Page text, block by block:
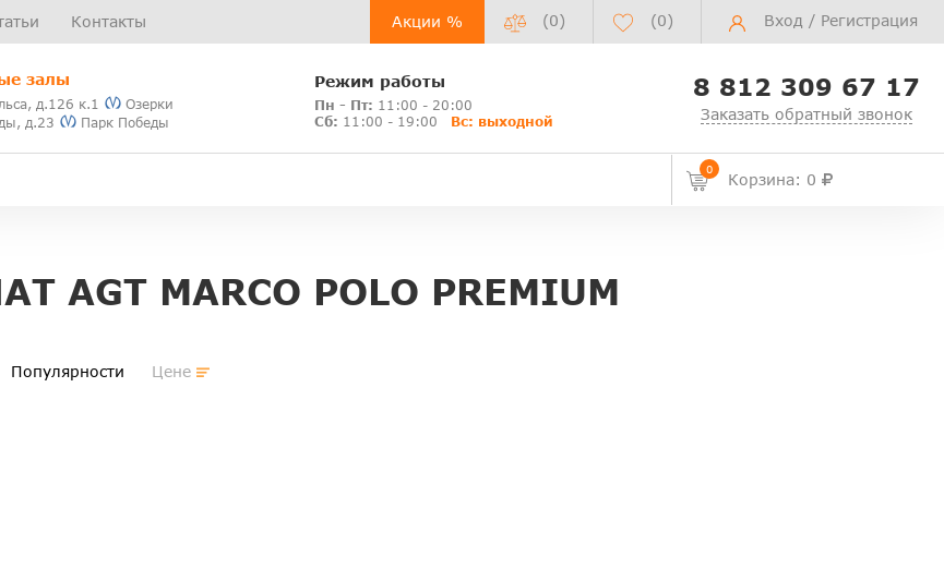
Контакты Акции % (0) (0) Вход / Регистрация
залы
д.126 к.1
Озерки
д.23
Парк Победы
Режим работы
Пн - Пт: 11:00 - 20:00
Сб: 11:00 - 19:00 Вс: выходной
8 812 309 67 17
Заказать обратный звонок
0
Корзина: 0
AGT MARCO POLO PREMIUM
Популярности Цене